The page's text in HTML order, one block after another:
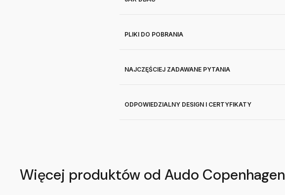
PLIKI DO POBRANIA
NAJCZĘŚCIEJ ZADAWANE PYTANIA
ODPOWIEDZIALNY DESIGN I CERTYFIKATY
Więcej produktów od Audo Copenhagen